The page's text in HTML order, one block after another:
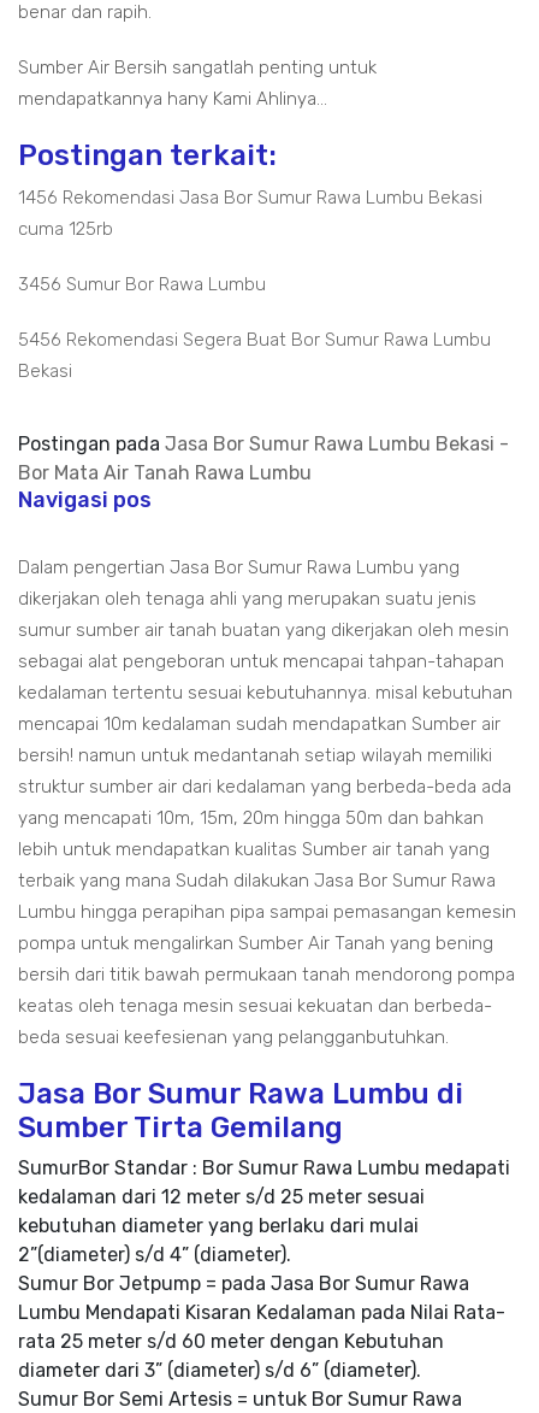
benar dan rapih.
Sumber Air Bersih sangatlah penting untuk
mendapatkannya hany Kami Ahlinya...
Postingan terkait:
1456 Rekomendasi Jasa Bor Sumur Rawa Lumbu Bekasi
cuma 125rb
3456 Sumur Bor Rawa Lumbu
5456 Rekomendasi Segera Buat Bor Sumur Rawa Lumbu
Bekasi
Postingan pada Jasa Bor Sumur Rawa Lumbu Bekasi -
Bor Mata Air Tanah Rawa Lumbu
Navigasi pos
Dalam pengertian Jasa Bor Sumur Rawa Lumbu yang
dikerjakan oleh tenaga ahli yang merupakan suatu jenis
sumur sumber air tanah buatan yang dikerjakan oleh mesin
sebagai alat pengeboran untuk mencapai tahpan-tahapan
kedalaman tertentu sesuai kebutuhannya. misal kebutuhan
mencapai 10m kedalaman sudah mendapatkan Sumber air
bersih! namun untuk medantanah setiap wilayah memiliki
struktur sumber air dari kedalaman yang berbeda-beda ada
yang mencapati 10m, 15m, 20m hingga 50m dan bahkan
lebih untuk mendapatkan kualitas Sumber air tanah yang
terbaik yang mana Sudah dilakukan Jasa Bor Sumur Rawa
Lumbu hingga perapihan pipa sampai pemasangan kemesin
pompa untuk mengalirkan Sumber Air Tanah yang bening
bersih dari titik bawah permukaan tanah mendorong pompa
keatas oleh tenaga mesin sesuai kekuatan dan berbeda-
beda sesuai keefesienan yang pelangganbutuhkan.
Jasa Bor Sumur Rawa Lumbu di
Sumber Tirta Gemilang
SumurBor Standar : Bor Sumur Rawa Lumbu medapati
kedalaman dari 12 meter s/d 25 meter sesuai
kebutuhan diameter yang berlaku dari mulai
2”(diameter) s/d 4” (diameter).
Sumur Bor Jetpump = pada Jasa Bor Sumur Rawa
Lumbu Mendapati Kisaran Kedalaman pada Nilai Rata-
rata 25 meter s/d 60 meter dengan Kebutuhan
diameter dari 3” (diameter) s/d 6” (diameter).
Sumur Bor Semi Artesis = untuk Bor Sumur Rawa